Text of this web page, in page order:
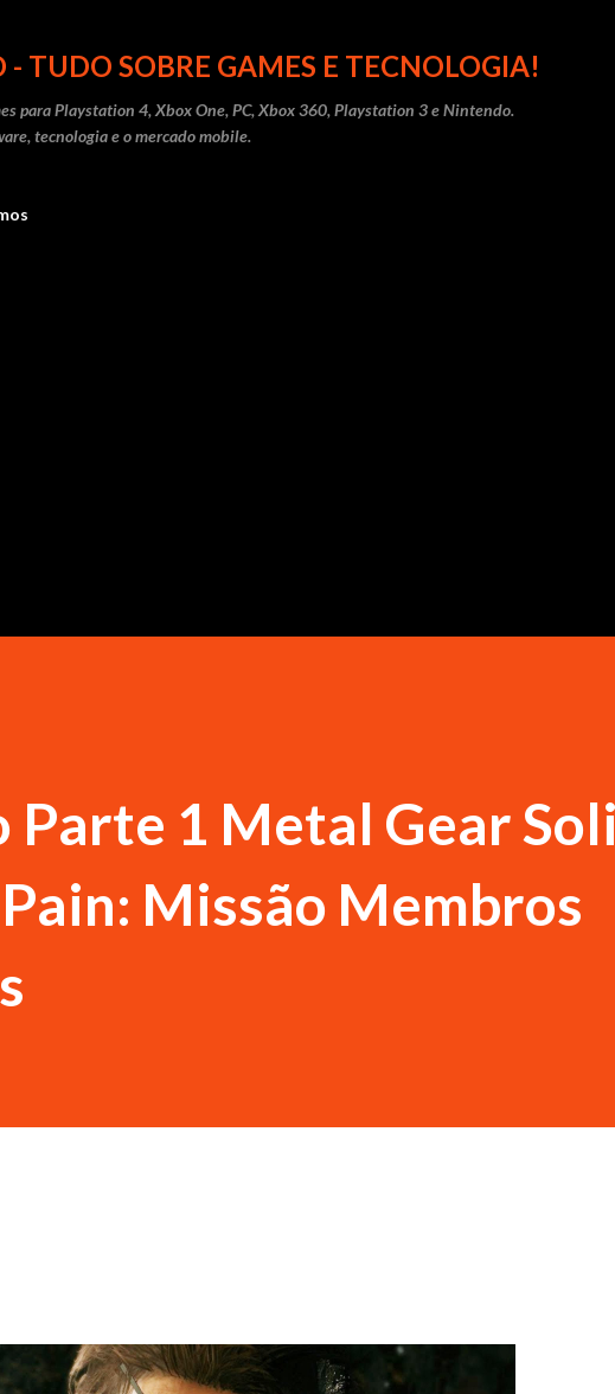
TUDO SOBRE GAMES E TECNOLOGIA!
para Playstation 4, Xbox One, PC, Xbox 360, Playstation 3 e Nintendo.
tecnologia e o mercado mobile.
Parte 1 Metal Gear
Missão Membros